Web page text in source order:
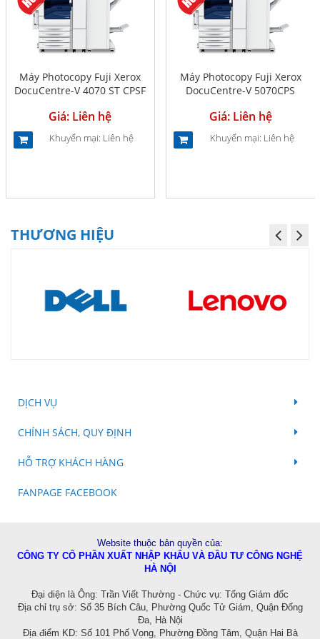
Máy Photocopy Fuji Xerox
DocuCentre-V 4070 ST CPSF
Giá: Liên hệ
Khuyến mại: Liên hệ
Máy Photocopy Fuji Xerox
DocuCentre-V 5070CPS
Giá: Liên hệ
Khuyến mại: Liên hệ
THƯƠNG HIỆU
DỊCH VỤ
CHÍNH SÁCH, QUY ĐỊNH
HỖ TRỢ KHÁCH HÀNG
FANPAGE FACEBOOK
Website thuộc bản quyền của:
CÔNG TY CỔ PHẦN XUẤT NHẬP KHẨU VÀ ĐẦU TƯ CÔNG NGHỆ
HÀ NỘI
Đại diện là Ông: Trần Viết Thường - Chức vụ: Tổng Giám đốc
Địa chỉ trụ sở: Số 35 Bích Câu, Phường Quốc Tử Giám, Quận Đống
Đa, Hà Nội
Địa điểm KD: Số 101 Phố Vọng, Phường Đồng Tâm, Quận Hai Bà